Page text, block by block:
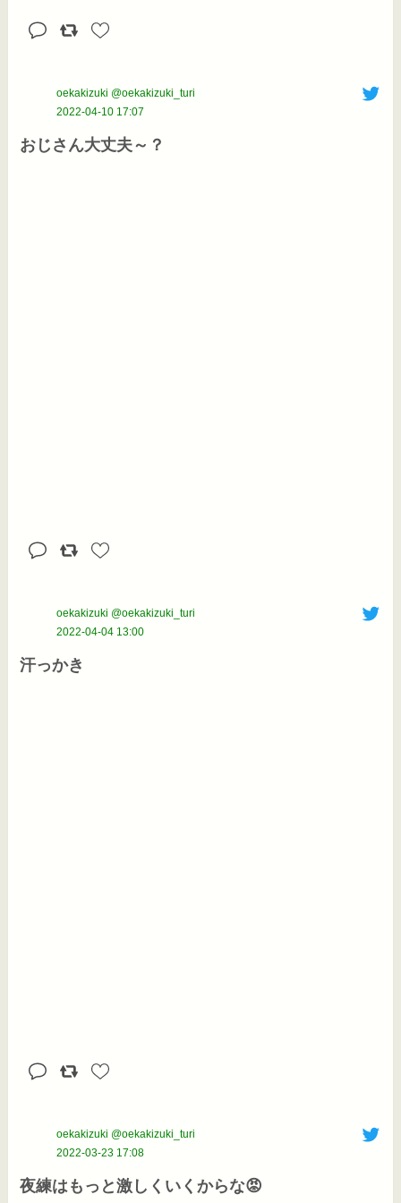
oekakizuki @oekakizuki_turi
2022-04-10 17:07
おじさん大丈夫～？
oekakizuki @oekakizuki_turi
2022-04-04 13:00
汗っかき
oekakizuki @oekakizuki_turi
2022-03-23 17:08
夜練はもっと激しくいくからな😡